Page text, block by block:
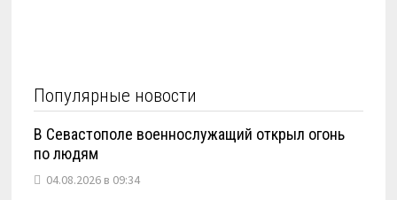
Популярные новости
В Севастополе военнослужащий открыл огонь
по людям
04.08.2026 в 09:34